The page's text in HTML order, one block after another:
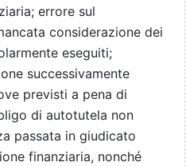
errore sul
considerazione dei
eseguiti;
successivamente
previsti a pena di
di autotutela non
passata in giudicato
finanziaria, nonché